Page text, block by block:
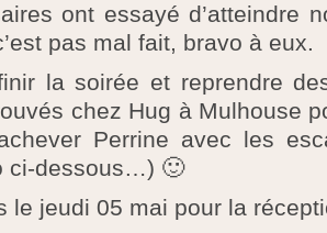
ont essayé d’atteindre
pas mal fait, bravo à eux.
la soirée et reprendre
chez Hug à Mulhouse
Perrine avec les
ci-dessous…) 🙂
le jeudi 05 mai pour la